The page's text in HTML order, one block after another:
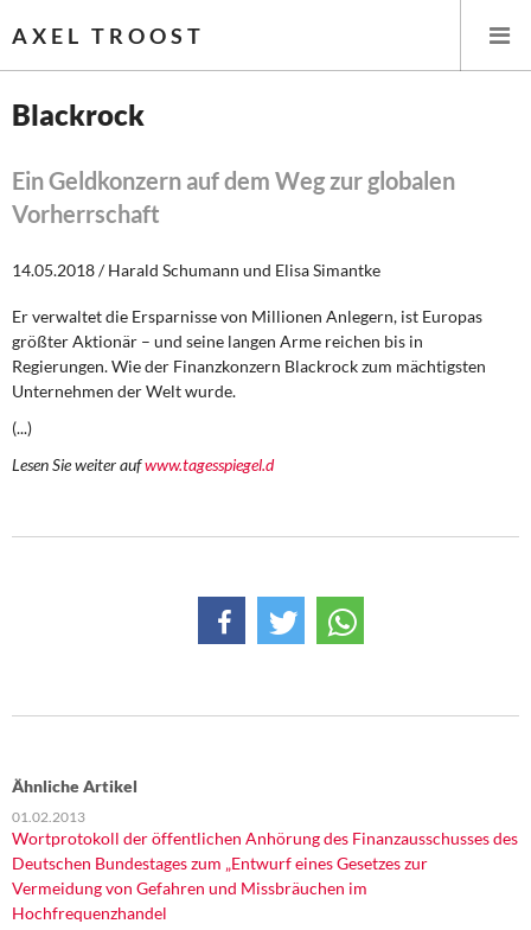
AXEL TROOST
Themen
Leitlinien linker Wirtschafts- und Finanzpolitik
Wirtschaftspolitik
Steuer- und Finanzpolitik
DIE LINKE
Institut Solidarische Moderne
Rosa-Luxemburg-Stiftung
Über mich
Kontakt
Blackrock
Ein Geldkonzern auf dem Weg zur globalen
Vorherrschaft
14.05.2018 / Harald Schumann und Elisa Simantke
Er verwaltet die Ersparnisse von Millionen Anlegern, ist Europas
größter Aktionär – und seine langen Arme reichen bis in
Regierungen. Wie der Finanzkonzern Blackrock zum mächtigsten
Unternehmen der Welt wurde.
(...)
Lesen Sie weiter aufwww.tagesspiegel.d
Ähnliche Artikel
01.02.2013
Wortprotokoll der öffentlichen Anhörung des Finanzausschusses des
Deutschen Bundestages zum „Entwurf eines Gesetzes zur
Vermeidung von Gefahren und Missbräuchen im
Hochfrequenzhandel